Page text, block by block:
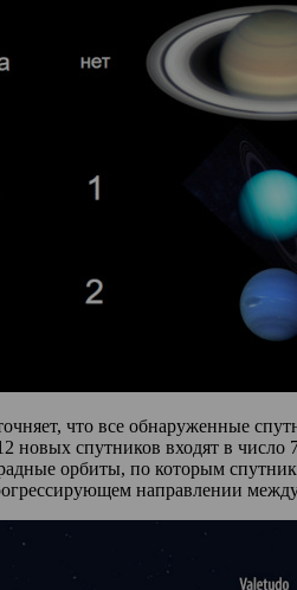
что все обнаруженные
новых спутников входят в
орбиты, по которым
направлении